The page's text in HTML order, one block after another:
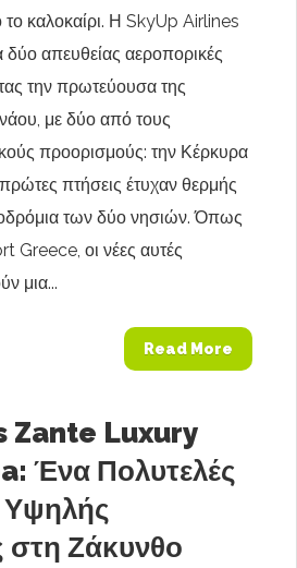
καλοκαίρι. Η SkyUp Airlines
δύο απευθείας αεροπορικές
την πρωτεύουσα της
με δύο από τους
προορισμούς: την Κέρκυρα
πτήσεις έτυχαν θερμής
των δύο νησιών. Όπως
Greece, οι νέες αυτές
μια...
Read More
Luxury
Ένα Πολυτελές
Υψηλής
στη Ζάκυνθο